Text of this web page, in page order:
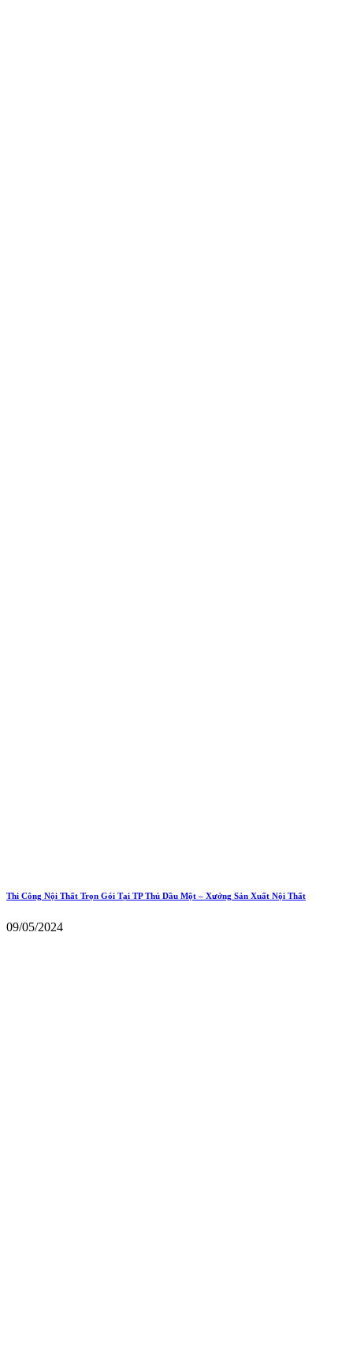
Thi Công Nội Thất Trọn Gói Tại TP Thủ Dầu Một – Xưởng Sản Xuất Nội Thất
09/05/2024